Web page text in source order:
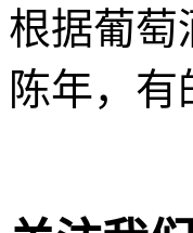
根据葡萄
陈年，